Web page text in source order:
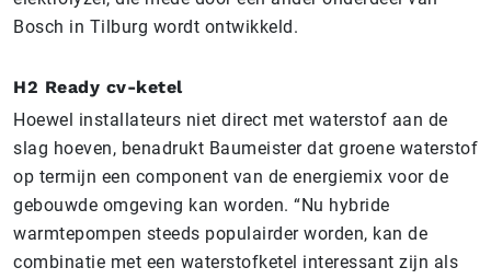
Bosch in Tilburg wordt ontwikkeld.
H2 Ready cv-ketel
Hoewel installateurs niet direct met waterstof aan de
slag hoeven, benadrukt Baumeister dat groene waterstof
op termijn een component van de energiemix voor de
gebouwde omgeving kan worden. “Nu hybride
warmtepompen steeds populairder worden, kan de
combinatie met een waterstofketel interessant zijn als